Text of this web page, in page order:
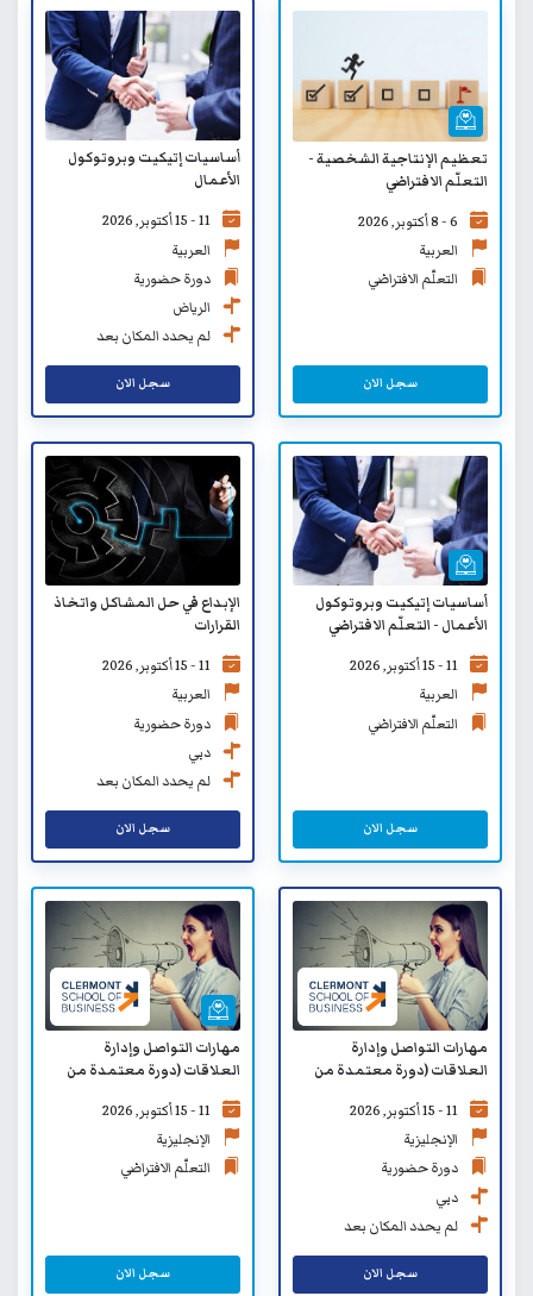
تعظيم الإنتاجية الشخصية -
التعلّم الافتراضي
6 - 8 أكتوبر, 2026
العربية
التعلّم الافتراضي
سجل الان
أساسيات إتيكيت وبروتوكول
الأعمال
11 - 15 أكتوبر, 2026
العربية
دورة حضورية
الرياض
لم يحدد المكان بعد
سجل الان
أساسيات إتيكيت وبروتوكول
الأعمال - التعلّم الافتراضي
11 - 15 أكتوبر, 2026
العربية
التعلّم الافتراضي
سجل الان
الإبداع في حل المشاكل واتخاذ
القرارات
11 - 15 أكتوبر, 2026
العربية
دورة حضورية
دبي
لم يحدد المكان بعد
سجل الان
مهارات التواصل وإدارة
العلاقات (دورة معتمدة من
SB)
11 - 15 أكتوبر, 2026
الإنجليزية
دورة حضورية
دبي
لم يحدد المكان بعد
سجل الان
مهارات التواصل وإدارة
العلاقات (دورة معتمدة من
SB) - التعلّم الافتراضي
11 - 15 أكتوبر, 2026
الإنجليزية
التعلّم الافتراضي
سجل الان